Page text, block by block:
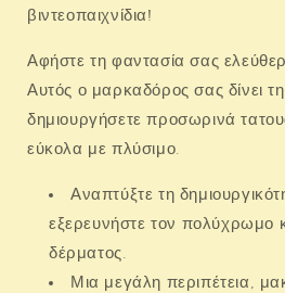
βιντεοπαιχνίδια!
Αφήστε τη φαντασία σας
Αυτός ο μαρκαδόρος σας δίνει
δημιουργήσετε προσωρινά
εύκολα με πλύσιμο.
Αναπτύξτε τη
εξερευνήστε τον πολύχρωμο
δέρματος.
Μια μεγάλη περιπέτεια,